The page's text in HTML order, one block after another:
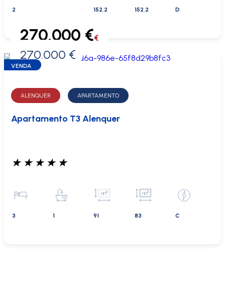
2 152.2 152.2 D
0 €
270.000 €€
270.000 €
VENDA
ALENQUER APARTAMENTO
Apartamento T3 Alenquer
★ ★ ★ ★ ★
3 1 91 83 C